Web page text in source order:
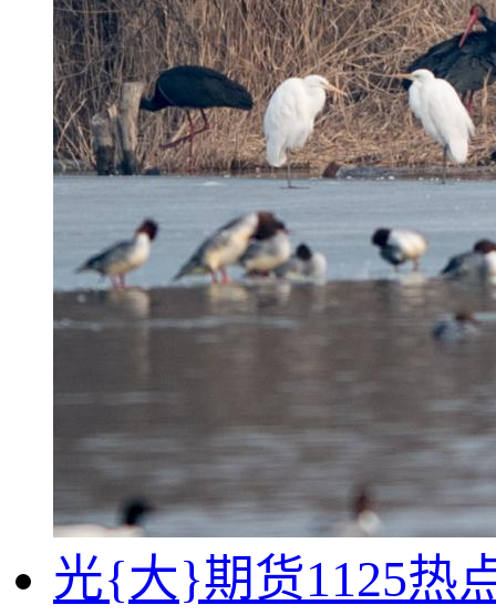
光{大}期货1125热